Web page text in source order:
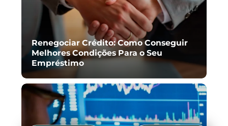
Renegociar Crédito: Como Conseguir
Melhores Condições Para o Seu
Empréstimo